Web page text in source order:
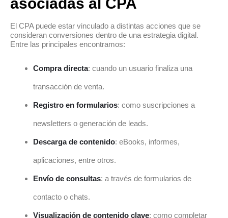
El CPA puede estar vinculado a distintas acciones que se
consideran conversiones dentro de una estrategia digital.
Entre las principales encontramos:
Compra directa: cuando un usuario finaliza una
transacción de venta.
Registro en formularios: como suscripciones a
newsletters o generación de leads.
Descarga de contenido: eBooks, informes,
aplicaciones, entre otros.
Envío de consultas: a través de formularios de
contacto o chats.
Visualización de contenido clave: como completar